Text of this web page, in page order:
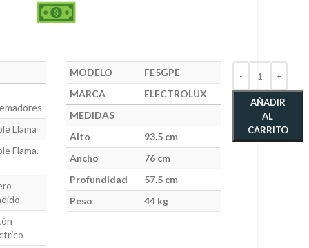
Llama
Flama.
MODELO
FE5GPE
MARCA
ELECTROLUX
MEDIDAS
Alto
93.5 cm
Ancho
76 cm
Profundidad
57.5 cm
Peso
44 kg
AÑADIR
AL
CARRITO